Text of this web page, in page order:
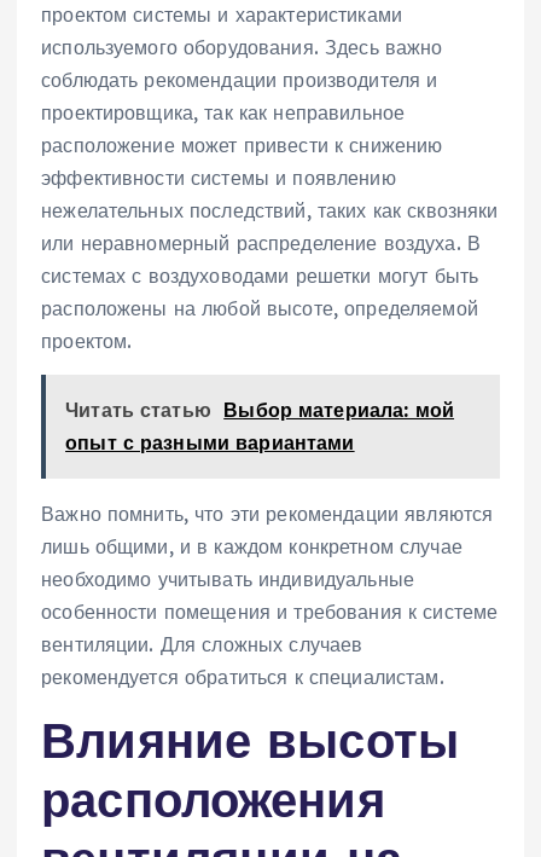
проектом системы и характеристиками
используемого оборудования. Здесь важно
соблюдать рекомендации производителя и
проектировщика‚ так как неправильное
расположение может привести к снижению
эффективности системы и появлению
нежелательных последствий‚ таких как сквозняки
или неравномерный распределение воздуха. В
системах с воздуховодами решетки могут быть
расположены на любой высоте‚ определяемой
проектом.
Читать статью Выбор материала: мой
опыт с разными вариантами
Важно помнить‚ что эти рекомендации являются
лишь общими‚ и в каждом конкретном случае
необходимо учитывать индивидуальные
особенности помещения и требования к системе
вентиляции. Для сложных случаев
рекомендуется обратиться к специалистам.
Влияние высоты
расположения